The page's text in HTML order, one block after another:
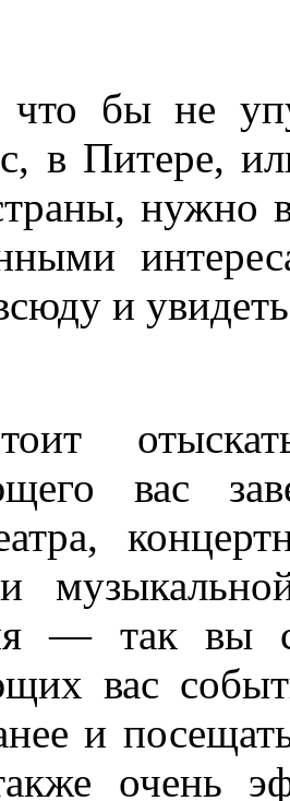
бы не
в Питере,
нужно
и
вас
— так вы
вас
и
очень